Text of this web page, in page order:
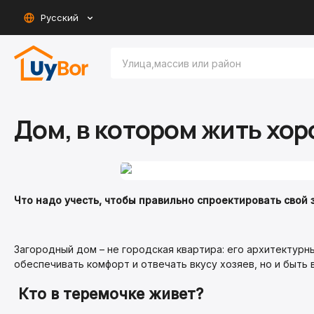
Русский
Дом, в котором жить
Что надо учесть, чтобы правильно спроектировать
Загородный дом – не городская квартира: его
обеспечивать комфорт и отвечать вкусу хозяев, но и
Кто в теремочке живет?